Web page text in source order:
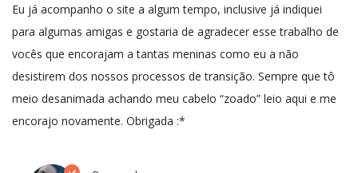
Eu já acompanho o site a algum tempo, inclusive já indiquei
para algumas amigas e gostaria de agradecer esse trabalho de
vocês que encorajam a tantas meninas como eu a não
desistirem dos nossos processos de transição. Sempre que tô
meio desanimada achando meu cabelo “zoado” leio aqui e me
encorajo novamente. Obrigada :*